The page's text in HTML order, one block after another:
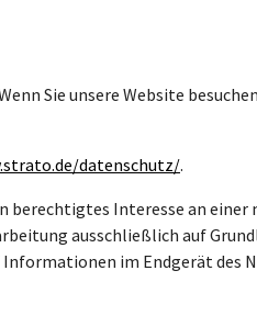
Sie unsere Website
datenschutz/.
berechtigtes Interesse an
ausschließlich auf
Informationen im Endgerät des